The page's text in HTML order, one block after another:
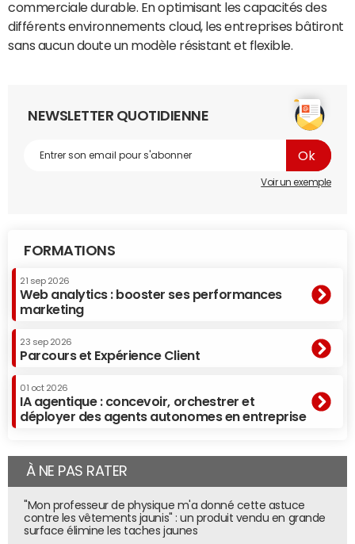
commerciale durable. En optimisant les capacités des
différents environnements cloud, les entreprises bâtiront
sans aucun doute un modèle résistant et flexible.
NEWSLETTER QUOTIDIENNE
Voir un exemple
FORMATIONS
21 sep 2026
Web analytics : booster ses performances
marketing
23 sep 2026
Parcours et Expérience Client
01 oct 2026
IA agentique : concevoir, orchestrer et
déployer des agents autonomes en entreprise
À NE PAS RATER
"Mon professeur de physique m'a donné cette astuce
contre les vêtements jaunis" : un produit vendu en grande
surface élimine les taches jaunes